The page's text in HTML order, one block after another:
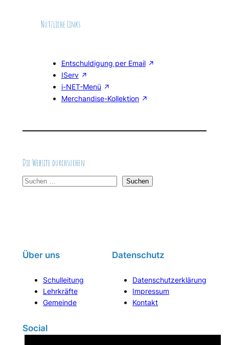
Nützliche Links
Entschuldigung per Email
IServ
i-NET-Menü
Merchandise-Kollektion
Die Website durchsuchen
S
n
Suchen
Über uns
Schulleitung
Lehrkräfte
Gemeinde
Datenschutz
Datenschutzerklärung
Impressum
Kontakt
Social